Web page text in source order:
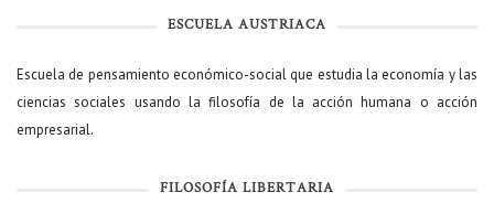
ESCUELA AUSTRIACA
Escuela de pensamiento económico-social que estudia la economía y las
ciencias sociales usando la filosofía de la acción humana o acción
empresarial.
FILOSOFÍA LIBERTARIA